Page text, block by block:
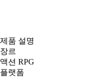
제품 설명
장르
액션 RPG
플랫폼